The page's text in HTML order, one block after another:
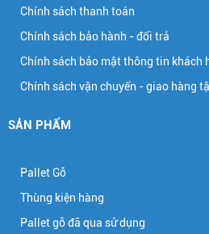
Chính sách thanh toán
Chính sách bảo hành - đổi trả
Chính sách bảo mật thông tin khách
Chính sách vận chuyển - giao hàng
SẢN PHẨM
Pallet Gỗ
Thùng kiện hàng
Pallet gỗ đã qua sử dụng